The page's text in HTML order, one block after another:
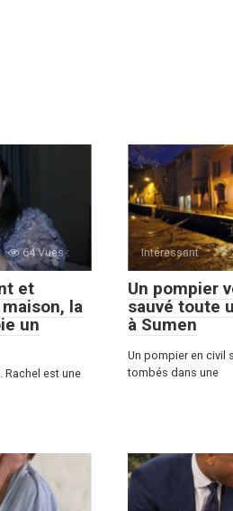
64 Vues :
et
la
un
Rachel est une
Intéressant
Un pompier
sauvé toute
à Sumen
Un pompier en сivil
tombés dans une